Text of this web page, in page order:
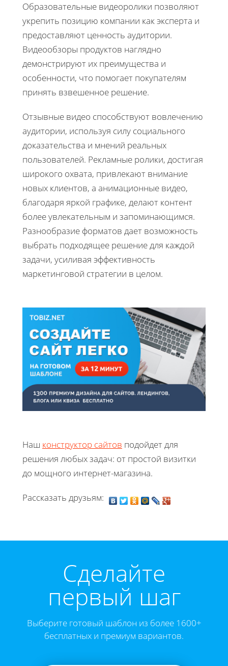
Образовательные видеоролики позволяют
укрепить позицию компании как эксперта и
предоставляют ценность аудитории.
Видеообзоры продуктов наглядно
демонстрируют их преимущества и
особенности, что помогает покупателям
принять взвешенное решение.
Отзывные видео способствуют вовлечению
аудитории, используя силу социального
доказательства и мнений реальных
пользователей. Рекламные ролики, достигая
широкого охвата, привлекают внимание
новых клиентов, а анимационные видео,
благодаря яркой графике, делают контент
более увлекательным и запоминающимся.
Разнообразие форматов дает возможность
выбрать подходящее решение для каждой
задачи, усиливая эффективность
маркетинговой стратегии в целом.
Наш конструктор сайтов подойдет для
решения любых задач: от простой визитки
до мощного интернет-магазина.
Рассказать друзьям:
Cделайте
первый шаг
Выберите готовый шаблон из более 1600+
бесплатных и премиум вариантов.